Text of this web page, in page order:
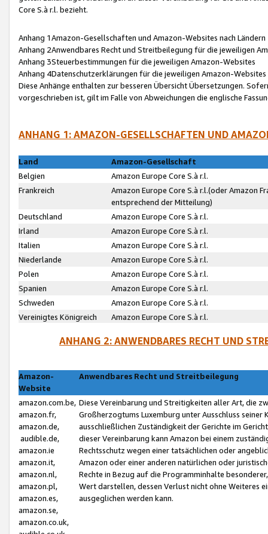
Core S.à r.l. bezieht.
Anhang 1Amazon-Gesellschaften und Amazon-Websites nach Ländern
Anhang 2Anwendbares Recht und Streitbeilegung für die jeweiligen
Anhang 3Steuerbestimmungen für die jeweiligen Amazon-Websites
Anhang 4Datenschutzerklärungen für die jeweiligen Amazon-Websites
Diese Anhänge enthalten zur besseren Übersicht Übersetzungen.
vorgeschrieben ist, gilt im Falle von Abweichungen die englische
ANHANG 1: AMAZON-GESELLSCHAFTEN UND
Land
Amazon-Gesellschaft
Belgien
Amazon Europe Core S.à r.l.
Frankreich
Amazon Europe Core S.à r.l.(oder Amazon
entsprechend der Mitteilung)
Deutschland
Amazon Europe Core S.à r.l.
Irland
Amazon Europe Core S.à r.l.
Italien
Amazon Europe Core S.à r.l.
Niederlande
Amazon Europe Core S.à r.l.
Polen
Amazon Europe Core S.à r.l.
Spanien
Amazon Europe Core S.à r.l.
Schweden
Amazon Europe Core S.à r.l.
Vereinigtes Königreich
Amazon Europe Core S.à r.l.
ANHANG 2: ANWENDBARES RECHT UND
Amazon-
Website
Anwendbares Recht und Streitbeilegung
amazon.com.be,
amazon.fr,
amazon.de,
audible.de,
amazon.ie
amazon.it,
amazon.nl,
amazon.pl,
amazon.es,
amazon.se,
amazon.co.uk,
Diese Vereinbarung und Streitigkeiten aller Art, die
Großherzogtums Luxemburg unter Ausschluss
ausschließlichen Zuständigkeit der Gerichte im
dieser Vereinbarung kann Amazon bei einem
Rechtsschutz wegen einer tatsächlichen oder
Amazon oder einer anderen natürlichen oder
Rechte in Bezug auf die Programminhalte
Wert darstellen, dessen Verlust nicht ohne Weiteres
ausgeglichen werden kann.